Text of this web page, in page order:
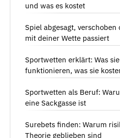
und was es kostet
Spiel abgesagt, verschoben
mit deiner Wette passiert
Sportwetten erklärt: Was
funktionieren, was sie
Sportwetten als Beruf:
eine Sackgasse ist
Surebets finden: Warum
Theorie geblieben sind